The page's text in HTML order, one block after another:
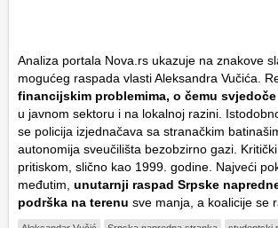
Analiza portala Nova.rs ukazuje na znakove
mogućeg raspada vlasti Aleksandra Vučića.
financijskim problemima, o čemu
u javnom sektoru i na lokalnoj razini.
se policija izjednačava sa stranačkim
autonomija sveučilišta bezobzirno gazi.
pritiskom, slično kao 1999. godine. Najveći
međutim, unutarnji raspad Srpske
podrška na terenu sve manja, a koalicije se